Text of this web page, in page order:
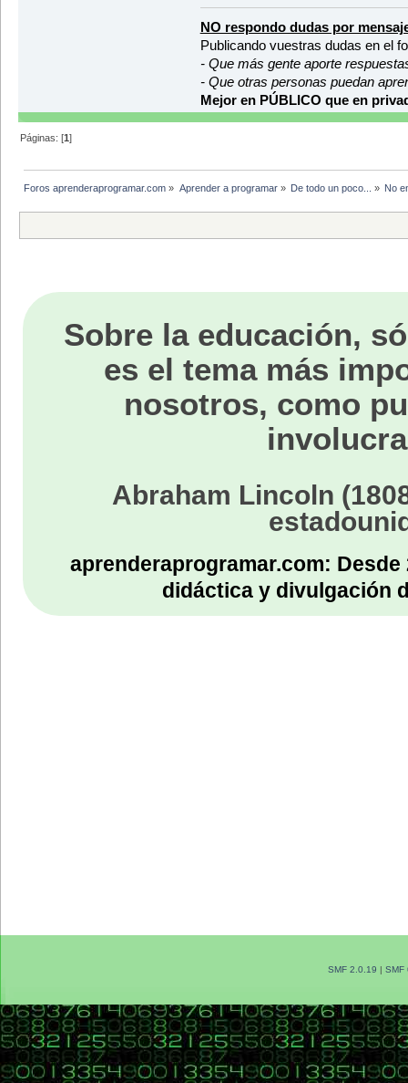
NO respondo dudas por
Publicando vuestras dudas en el
- Que más gente aporte
- Que otras personas puedan
Mejor en PÚBLICO que en
Páginas: [1]
Foros aprenderaprogramar.com » Aprender a programar» De todo un poco... » No
Sobre la educación,
es el tema más
nosotros, como
Abraham Lincoln
aprenderaprogramar.com:
didáctica y divulgación
SMF 2.0.19 | SMF